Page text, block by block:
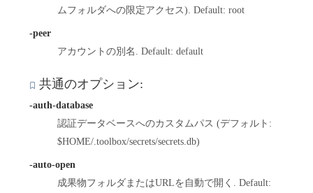
ムフォルダへの限定アクセス). Default: root
-peer
アカウントの別名. Default: default
共通のオプション:
-auth-database
認証データベースへのカスタムパス (デフォルト:
$HOME/.toolbox/secrets/secrets.db)
-auto-open
成果物フォルダまたはURLを自動で開く. Default: